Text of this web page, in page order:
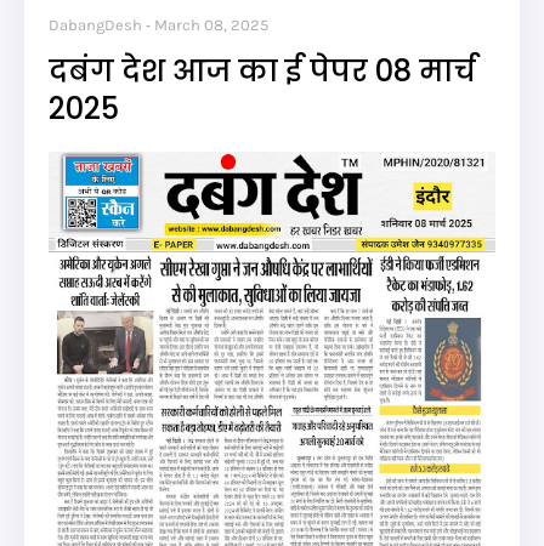
DabangDesh March 08, 2025
दबंग देश आज का ई पेपर 08 मार्च
2025